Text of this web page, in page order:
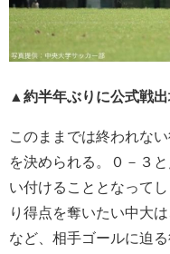
▲約半年ぶりに公式戦
このままでは終われな
を決められる。０－３
い付けることとなって
り得点を奪いたい中大
など、相手ゴールに迫